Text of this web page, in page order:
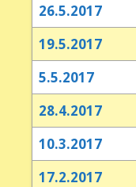
26.5.2017
19.5.2017
5.5.2017
28.4.2017
10.3.2017
17.2.2017